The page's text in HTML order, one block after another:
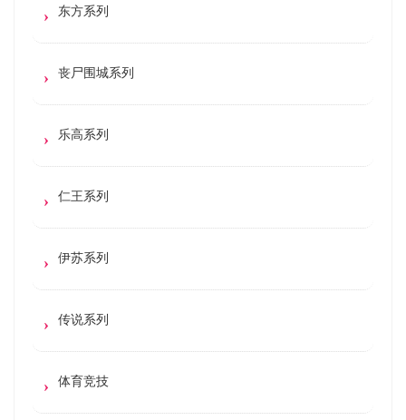
东方系列
丧尸围城系列
乐高系列
仁王系列
伊苏系列
传说系列
体育竞技